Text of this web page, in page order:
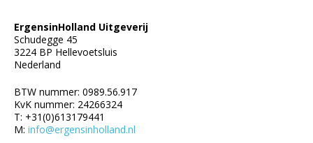
(info@ergensinholland.nl) wanneer de oplage is
uitgeput. Er bevinden zich nog exemplaren bij de
bestuursleden van de Sahara Sociëteit Nederland
en wij kunnen u helpen ze via hen te kopen.
ErgensinHolland Uitgeverij
Schudegge 45
3224 BP Hellevoetsluis
Nederland
BTW nummer: 0989.56.917
KvK nummer: 24266324
T: +31(0)613179441
M: info@ergensinholland.nl